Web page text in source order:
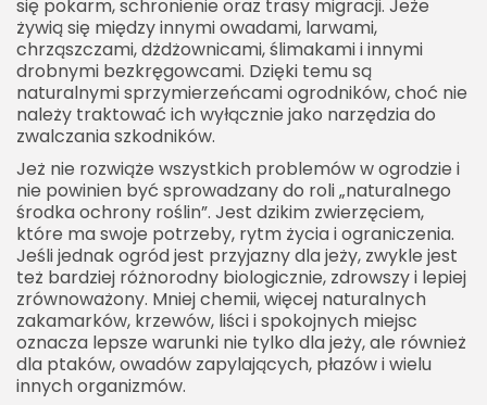
się pokarm, schronienie oraz trasy migracji. Jeże
żywią się między innymi owadami, larwami,
chrząszczami, dżdżownicami, ślimakami i innymi
drobnymi bezkręgowcami. Dzięki temu są
naturalnymi sprzymierzeńcami ogrodników, choć nie
należy traktować ich wyłącznie jako narzędzia do
zwalczania szkodników.
Jeż nie rozwiąże wszystkich problemów w ogrodzie i
nie powinien być sprowadzany do roli „naturalnego
środka ochrony roślin”. Jest dzikim zwierzęciem,
które ma swoje potrzeby, rytm życia i ograniczenia.
Jeśli jednak ogród jest przyjazny dla jeży, zwykle jest
też bardziej różnorodny biologicznie, zdrowszy i lepiej
zrównoważony. Mniej chemii, więcej naturalnych
zakamarków, krzewów, liści i spokojnych miejsc
oznacza lepsze warunki nie tylko dla jeży, ale również
dla ptaków, owadów zapylających, płazów i wielu
innych organizmów.